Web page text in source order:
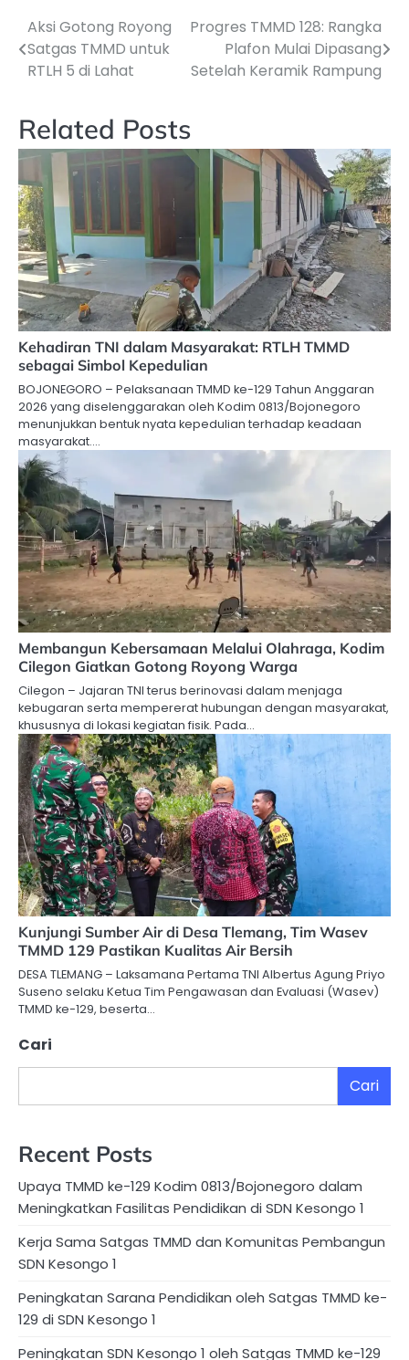
Navigasi
pos
Aksi Gotong Royong
Satgas TMMD untuk
RTLH 5 di Lahat
Progres TMMD 128: Rangka
Plafon Mulai Dipasang
Setelah Keramik Rampung
Related Posts
Kehadiran TNI dalam Masyarakat: RTLH TMMD
sebagai Simbol Kepedulian
BOJONEGORO – Pelaksanaan TMMD ke-129 Tahun Anggaran
2026 yang diselenggarakan oleh Kodim 0813/Bojonegoro
menunjukkan bentuk nyata kepedulian terhadap keadaan
masyarakat.…
Membangun Kebersamaan Melalui Olahraga, Kodim
Cilegon Giatkan Gotong Royong Warga
Cilegon – Jajaran TNI terus berinovasi dalam menjaga
kebugaran serta mempererat hubungan dengan masyarakat,
khususnya di lokasi kegiatan fisik. Pada…
Kunjungi Sumber Air di Desa Tlemang, Tim Wasev
TMMD 129 Pastikan Kualitas Air Bersih
DESA TLEMANG – Laksamana Pertama TNI Albertus Agung Priyo
Suseno selaku Ketua Tim Pengawasan dan Evaluasi (Wasev)
TMMD ke-129, beserta…
Cari
Cari
Recent Posts
Upaya TMMD ke-129 Kodim 0813/Bojonegoro dalam
Meningkatkan Fasilitas Pendidikan di SDN Kesongo 1
Kerja Sama Satgas TMMD dan Komunitas Pembangun
SDN Kesongo 1
Peningkatan Sarana Pendidikan oleh Satgas TMMD ke-
129 di SDN Kesongo 1
Peningkatan SDN Kesongo 1 oleh Satgas TMMD ke-129